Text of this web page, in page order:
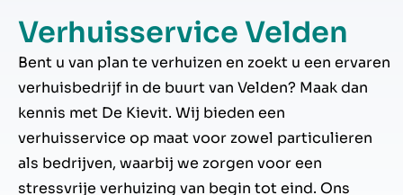
Verhuisservice Velden
Bent u van plan te verhuizen en zoekt u een ervaren
verhuisbedrijf in de buurt van Velden? Maak dan
kennis met De Kievit. Wij bieden een
verhuisservice op maat voor zowel particulieren
als bedrijven, waarbij we zorgen voor een
stressvrije verhuizing van begin tot eind. Ons